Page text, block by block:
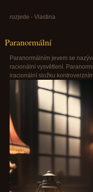
rozjede - Vlastina
Paranormální
Paranormálním jevem se
racionální vysvětlení.
iracionální složku